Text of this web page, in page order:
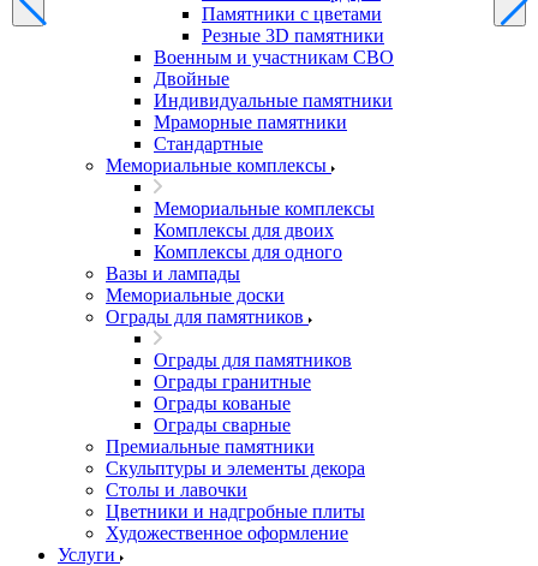
Памятники с цветами
Резные 3D памятники
Военным и участникам СВО
Двойные
Индивидуальные памятники
Мраморные памятники
Стандартные
Мемориальные комплексы
Мемориальные комплексы
Комплексы для двоих
Комплексы для одного
Вазы и лампады
Мемориальные доски
Ограды для памятников
Ограды для памятников
Ограды гранитные
Ограды кованые
Ограды сварные
Премиальные памятники
Скульптуры и элементы декора
Столы и лавочки
Цветники и надгробные плиты
Художественное оформление
Услуги